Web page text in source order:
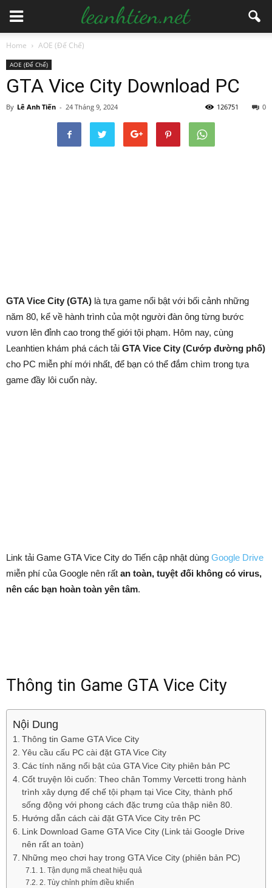
Home AOE (Đế Chế)
AOE (Đế Chế)
GTA Vice City Download PC
By Lê Anh Tiến - 24 Tháng 9, 2024 0
126751
GTA Vice City (GTA) là tựa game nổi bật với bối cảnh những
năm 80, kể về hành trình của một người đàn ông từng bước
vươn lên đỉnh cao trong thế giới tội phạm. Hôm nay, cùng
Leanhtien khám phá cách tải GTA Vice City (Cướp đường phố)
cho PC miễn phí mới nhất, để bạn có thể đắm chìm trong tựa
game đầy lôi cuốn này.
Link tải Game GTA Vice City do Tiến cập nhật dùng Google Drive
miễn phí của Google nên rất an toàn, tuyệt đối không có virus,
nên các bạn hoàn toàn yên tâm.
Thông tin Game GTA Vice City
Nội Dung
Thông tin Game GTA Vice City
Yêu cầu cấu PC cài đặt GTA Vice City
Các tính năng nổi bật của GTA Vice City phiên bản PC
Cốt truyện lôi cuốn: Theo chân Tommy Vercetti trong hành
trình xây dựng đế chế tội phạm tại Vice City, thành phố
sống động với phong cách đặc trưng của thập niên 80.
Hướng dẫn cách cài đặt GTA Vice City trên PC
Link Download Game GTA Vice City (Link tải Google Drive
nên rất an toàn)
Những mẹo chơi hay trong GTA Vice City (phiên bản PC)
1. Tận dụng mã cheat hiệu quả
2. Tùy chỉnh phím điều khiển